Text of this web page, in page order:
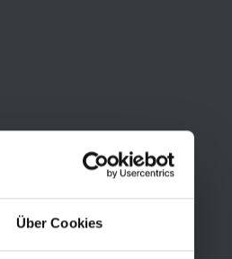
Über Cookies